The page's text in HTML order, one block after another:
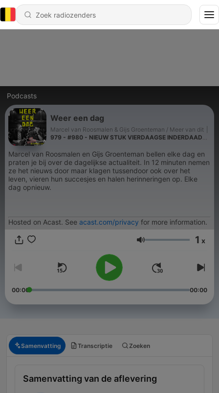
Podcasts
Weer een dag
Marcel van Roosmalen & Gijs Groenteman / Meer van dit
979 - #980 - NIEUW STUK VIERDAAGSE INDERDAAD
Marcel van Roosmalen en Gijs Groenteman bellen elke dag en
praten je bij over de dagelijkse actualiteit. In 12 minuten nemen
ze het nieuws door maar klagen tussendoor ook over het
leven, vieren hun succesjes en halen herinneringen op. Elke
dag opnieuw.
Hosted on Acast. See acast.com/privacy for more information.
Volume 1 x
00:00 00:00
Samenvatting Transcriptie Zoeken
Samenvatting van de aflevering